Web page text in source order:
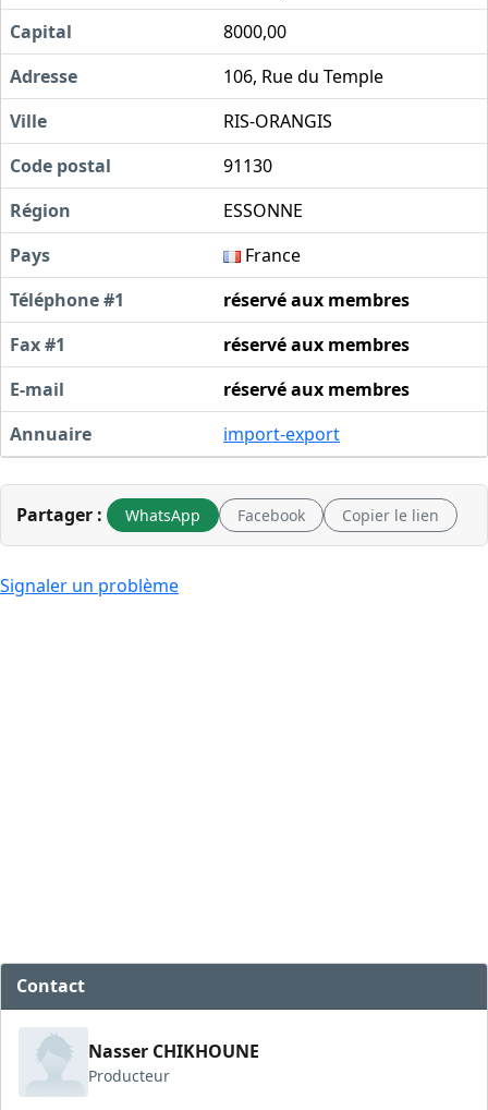
Capital
8000,00
Adresse
106, Rue du Temple
Ville
RIS-ORANGIS
Code postal
91130
Région
ESSONNE
Pays
France
Téléphone #1
réservé aux membres
Fax #1
réservé aux membres
E-mail
réservé aux membres
Annuaire
import-export
Partager : WhatsApp Facebook Copier le lien
Signaler un problème
Contact
Nasser CHIKHOUNE
Producteur